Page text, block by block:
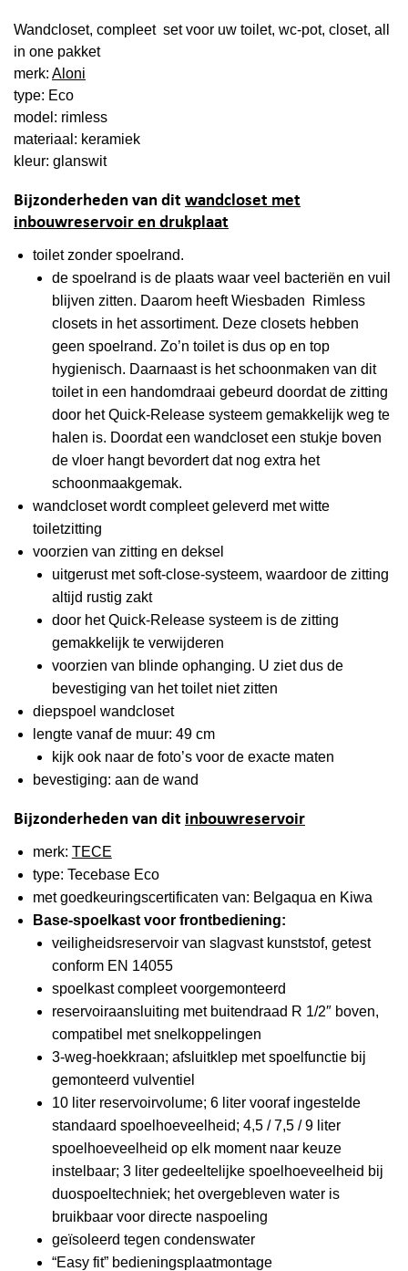
Wandcloset, compleet set voor uw toilet, wc-pot, closet, all
in one pakket
merk: Aloni
type: Eco
model: rimless
materiaal: keramiek
kleur: glanswit
Bijzonderheden van dit wandcloset met
inbouwreservoir en drukplaat
toilet zonder spoelrand.
de spoelrand is de plaats waar veel bacteriën en vuil
blijven zitten. Daarom heeft Wiesbaden Rimless
closets in het assortiment. Deze closets hebben
geen spoelrand. Zo’n toilet is dus op en top
hygienisch. Daarnaast is het schoonmaken van dit
toilet in een handomdraai gebeurd doordat de zitting
door het Quick-Release systeem gemakkelijk weg te
halen is. Doordat een wandcloset een stukje boven
de vloer hangt bevordert dat nog extra het
schoonmaakgemak.
wandcloset wordt compleet geleverd met witte
toiletzitting
voorzien van zitting en deksel
uitgerust met soft-close-systeem, waardoor de zitting
altijd rustig zakt
door het Quick-Release systeem is de zitting
gemakkelijk te verwijderen
voorzien van blinde ophanging. U ziet dus de
bevestiging van het toilet niet zitten
diepspoel wandcloset
lengte vanaf de muur: 49 cm
kijk ook naar de foto’s voor de exacte maten
bevestiging: aan de wand
Bijzonderheden van dit inbouwreservoir
merk: TECE
type: Tecebase Eco
met goedkeuringscertificaten van: Belgaqua en Kiwa
Base-spoelkast voor frontbediening:
veiligheidsreservoir van slagvast kunststof, getest
conform EN 14055
spoelkast compleet voorgemonteerd
reservoiraansluiting met buitendraad R 1/2″ boven,
compatibel met snelkoppelingen
3-weg-hoekkraan; afsluitklep met spoelfunctie bij
gemonteerd vulventiel
10 liter reservoirvolume; 6 liter vooraf ingestelde
standaard spoelhoeveelheid; 4,5 / 7,5 / 9 liter
spoelhoeveelheid op elk moment naar keuze
instelbaar; 3 liter gedeeltelijke spoelhoeveelheid bij
duospoeltechniek; het overgebleven water is
bruikbaar voor directe naspoeling
geïsoleerd tegen condenswater
“Easy fit” bedieningsplaatmontage